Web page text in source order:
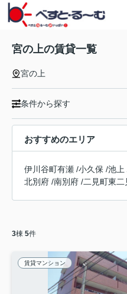
宮の上の賃貸一覧
宮の上
条件から探す
おすすめのエリア
伊川谷町有瀬 /小久保 /池上
北別府 /南別府 /二見町東二
3棟 5件
賃貸マンション